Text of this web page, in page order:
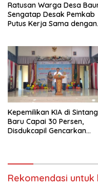
Ratusan Warga Desa
Sengatap Desak Pemkab
Putus Kerja Sama dengan
Kepemilikan KIA di Sintang
Baru Capai 30 Persen,
Disdukcapil Gencarkan
Rekomendasi untuk